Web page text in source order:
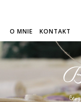
O MNIE KONTAKT